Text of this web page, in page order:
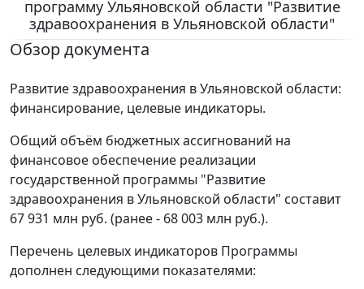
программу Ульяновской области "Развитие
здравоохранения в Ульяновской области"
Обзор документа
Развитие здравоохранения в Ульяновской области:
финансирование, целевые индикаторы.
Общий объём бюджетных ассигнований на
финансовое обеспечение реализации
государственной программы "Развитие
здравоохранения в Ульяновской области" составит
67 931 млн руб. (ранее - 68 003 млн руб.).
Перечень целевых индикаторов Программы
дополнен следующими показателями: